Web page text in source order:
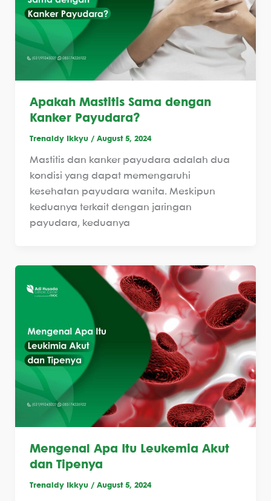
Apakah Mastitis Sama dengan
Kanker Payudara?
Trenaldy Ikkyu / August 5, 2024
Mastitis dan kanker payudara adalah dua
kondisi yang dapat memengaruhi
kesehatan payudara wanita. Meskipun
keduanya terkait dengan jaringan
payudara, keduanya
Mengenal Apa Itu Leukemia Akut
dan Tipenya
Trenaldy Ikkyu / August 5, 2024